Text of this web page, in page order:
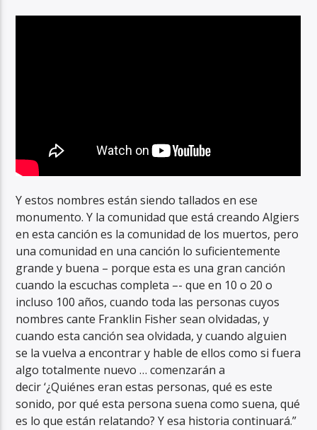
Y estos nombres están siendo tallados en ese
monumento. Y la comunidad que está creando Algiers
en esta canción es la comunidad de los muertos, pero
una comunidad en una canción lo suficientemente
grande y buena – porque esta es una gran canción
cuando la escuchas completa –- que en 10 o 20 o
incluso 100 años, cuando toda las personas cuyos
nombres cante Franklin Fisher sean olvidadas, y
cuando esta canción sea olvidada, y cuando alguien
se la vuelva a encontrar y hable de ellos como si fuera
algo totalmente nuevo … comenzarán a
decir ‘¿Quiénes eran estas personas, qué es este
sonido, por qué esta persona suena como suena, qué
es lo que están relatando? Y esa historia continuará.”